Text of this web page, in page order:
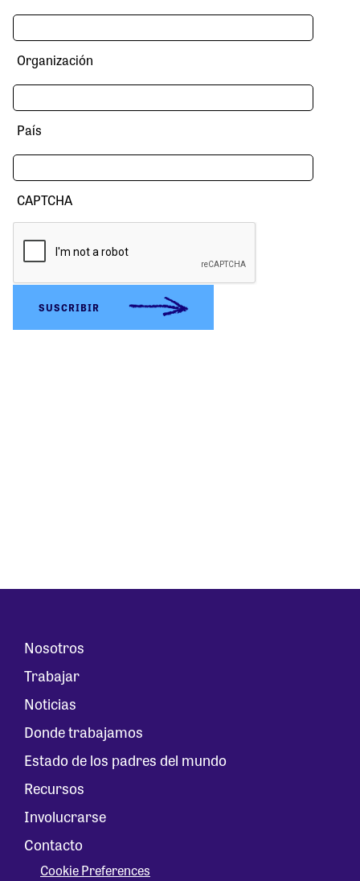
Organización
País
CAPTCHA
Nosotros
Trabajar
Noticias
Donde trabajamos
Estado de los padres del mundo
Recursos
Involucrarse
Contacto
Cookie Preferences